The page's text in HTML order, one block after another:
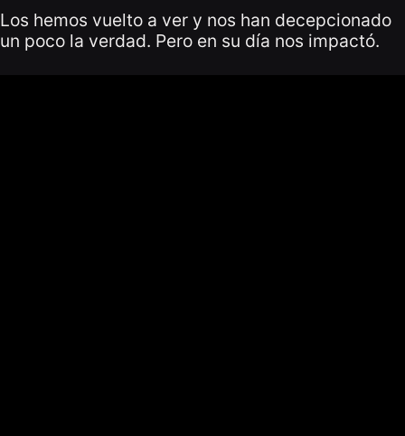
Los hemos vuelto a ver y nos han decepcionado
un poco la verdad. Pero en su día nos impactó.